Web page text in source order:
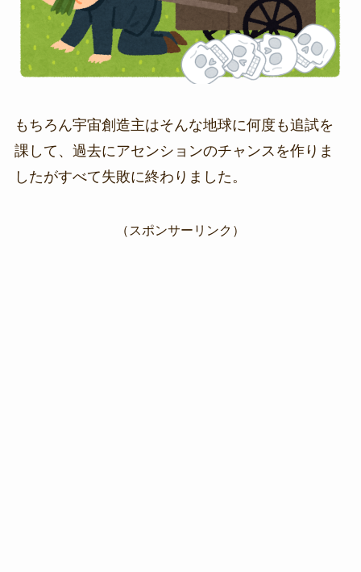
もちろん宇宙創造主はそんな地球に何度も追試を
課して、過去にアセンションのチャンスを作りま
したがすべて失敗に終わりました。
（スポンサーリンク）